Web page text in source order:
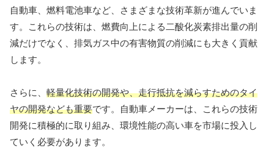
自動車、燃料電池車など、さまざまな技術革新が進んでいま
す。これらの技術は、燃費向上による二酸化炭素排出量の削
減だけでなく、排気ガス中の有害物質の削減にも大きく貢献
します。
さらに、 軽量化技術の開発や、走行抵抗を減らすためのタイ
ヤの開発なども重要です。自動車メーカーは、これらの技術
開発に積極的に取り組み、環境性能の高い車を市場に投入し
ていく必要があります。